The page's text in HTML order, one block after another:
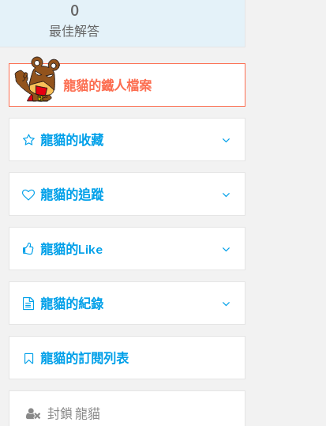
0
最佳解答
龍貓的鐵人檔案
龍貓的收藏
龍貓的追蹤
龍貓的Like
龍貓的紀錄
龍貓的訂閱列表
封鎖 龍貓